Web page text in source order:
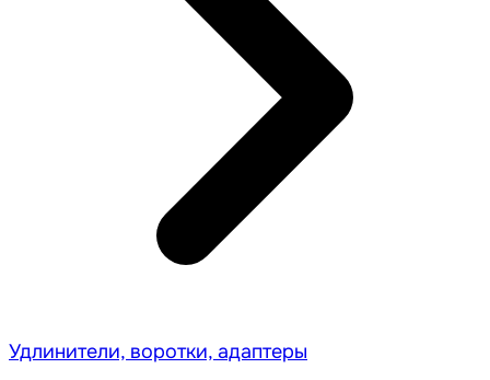
Удлинители, воротки, адаптеры